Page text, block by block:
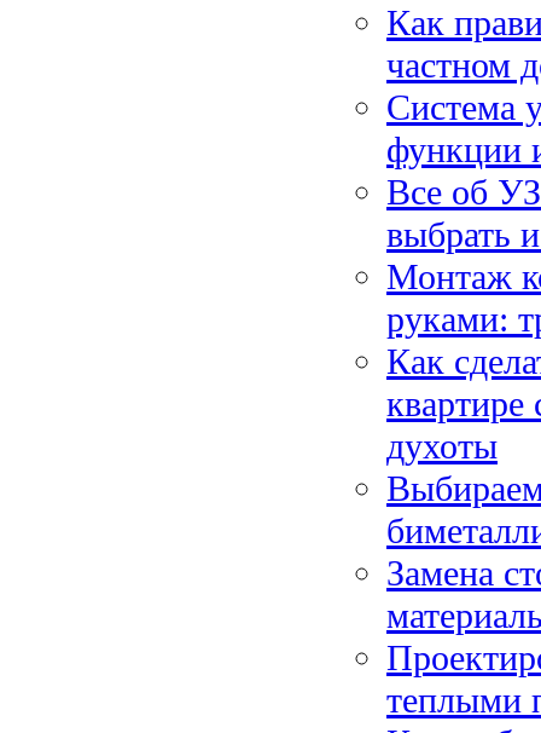
Как
частном
Система
функции
Все об
выбрать
Монтаж
руками:
Как
духоты
Замена
теплыми